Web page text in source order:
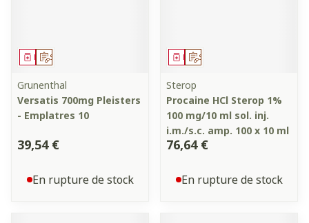
Sur prescription
Médicament
Grunenthal
Versatis 700mg Pleisters
- Emplatres 10
39,54 €
En rupture de stock
Sur prescription
Médicament
Sterop
Procaine HCl Sterop 1%
100 mg/10 ml sol. inj.
i.m./s.c. amp. 100 x 10 ml
76,64 €
En rupture de stock